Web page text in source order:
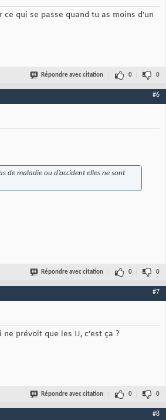
qui se passe quand tu as moins d'un
Répondre avec citation 0 0
#6
de maladie ou d’accident elles ne sont
Répondre avec citation 0 0
#7
prévoit que les IJ, c'est ça ?
Répondre avec citation 0 0
#8